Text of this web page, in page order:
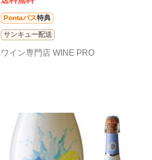
Pontaパス特典
サンキュー配送
ワイン専門店 WINE PRO